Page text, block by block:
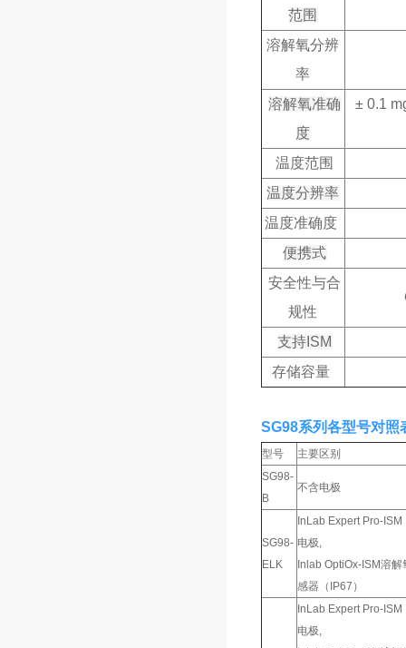
范围
溶解氧分辨
率
溶解氧准确
度
± 0.1
温度范围
温度分辨率
温度准确度
便携式
安全性与合
规性
支持ISM
存储容量
SG98系列各型号对照
型号
主要区别
SG98-
B
不含电极
SG98-
ELK
InLab Expert Pro-ISM
电极,
Inlab OptiOx-ISM溶解
感器（IP67）
InLab Expert Pro-ISM
电极,